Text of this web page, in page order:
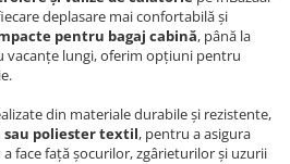
deplasare mai confortabilă și
pentru bagaj cabină, până la
vacanțe lungi, oferim opțiuni pentru
din materiale durabile și rezistente,
sau poliester textil, pentru a asigura
face față șocurilor, zgârieturilor și uzurii